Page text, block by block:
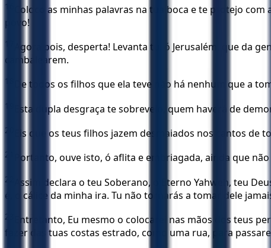
16
Coloco as minhas palavras na tua boca e te protejo
povo!
17
Agora pois, desperta! Levanta tu, ó Jerusalém, que da
cambalearem.
18 De todos os filhos que ela teve não há nenhum que a
19 Esta dupla desgraça te sobreveio, quem haverá de
20 Eis que os teus filhos jazem desmaiados nos cantos
21 Portanto, ouve isto, ó aflita e embriagada, ainda que
22
Assim declara o teu Soberano, o Eterno Yahweh, teu
é, o cálice da minha ira. Tu não tornarás a tomar dele
23
Entretanto, Eu mesmo o colocarei nas mãos dos teus
fazer das tuas costas estrado, como uma rua, para